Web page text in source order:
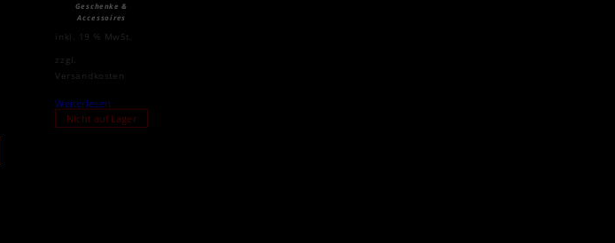
Geschenke &
Accessoires
inkl. 19 % MwSt.
zzgl.
Versandkosten
Weiterlesen
Nicht auf Lager